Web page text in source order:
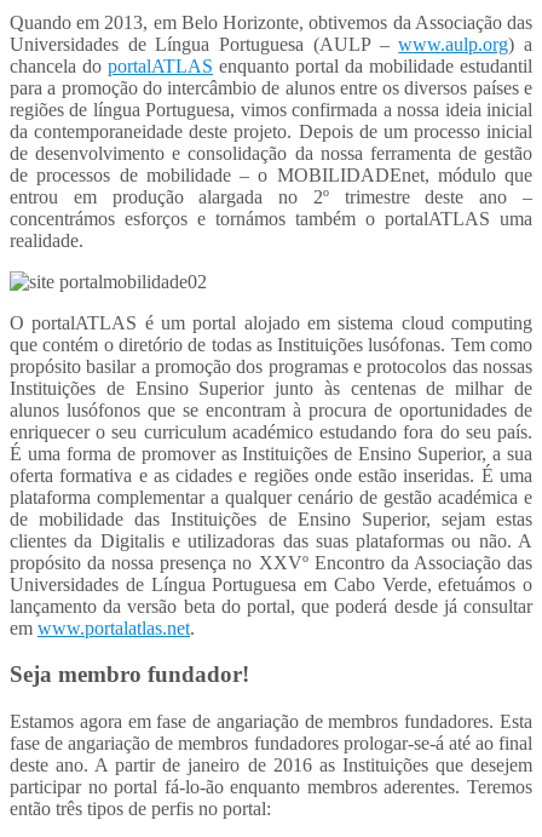
Quando em 2013, em Belo Horizonte, obtivemos da Associação das
Universidades de Língua Portuguesa (AULP –www.aulp.org) a
chancela do portalATLAS enquanto portal da mobilidade estudantil
para a promoção do intercâmbio de alunos entre os diversos países e
regiões de língua Portuguesa, vimos confirmada a nossa ideia inicial
da contemporaneidade deste projeto. Depois de um processo inicial
de desenvolvimento e consolidação da nossa ferramenta de gestão
de processos de mobilidade – o MOBILIDADEnet, módulo que
entrou em produção alargada no 2º trimestre deste ano –
concentrámos esforços e tornámos também o portalATLAS uma
realidade.
O portalATLAS é um portal alojado em sistema cloud computing
que contém o diretório de todas as Instituições lusófonas. Tem como
propósito basilar a promoção dos programas e protocolos das nossas
Instituições de Ensino Superior junto às centenas de milhar de
alunos lusófonos que se encontram à procura de oportunidades de
enriquecer o seu curriculum académico estudando fora do seu país.
É uma forma de promover as Instituições de Ensino Superior, a sua
oferta formativa e as cidades e regiões onde estão inseridas. É uma
plataforma complementar a qualquer cenário de gestão académica e
de mobilidade das Instituições de Ensino Superior, sejam estas
clientes da Digitalis e utilizadoras das suas plataformas ou não. A
propósito da nossa presença no XXVº Encontro da Associação das
Universidades de Língua Portuguesa em Cabo Verde, efetuámos o
lançamento da versão beta do portal, que poderá desde já consultar
em www.portalatlas.net.
Seja membro fundador!
Estamos agora em fase de angariação de membros fundadores. Esta
fase de angariação de membros fundadores prologar-se-á até ao final
deste ano. A partir de janeiro de 2016 as Instituições que desejem
participar no portal fá-lo-ão enquanto membros aderentes. Teremos
então três tipos de perfis no portal: